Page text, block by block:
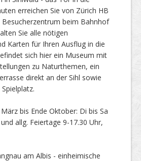
erreichen Sie von Zürich HB
beim Bahnhof
Sie alle nötigen
Karten für Ihren Ausflug in die
sich hier ein Museum mit
zu Naturthemen, ein
direkt an der Sihl sowie
bis Ende Oktober: Di bis Sa
allg. Feiertage 9-17.30 Uhr,
am Albis - einheimische